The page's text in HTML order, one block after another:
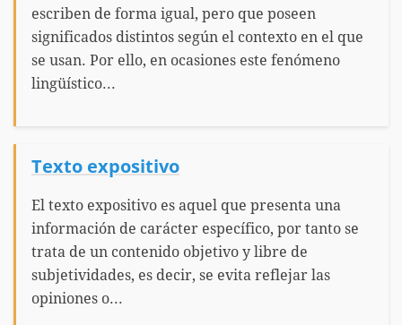
escriben de forma igual, pero que poseen
significados distintos según el contexto en el que
se usan. Por ello, en ocasiones este fenómeno
lingüístico...
Texto expositivo
El texto expositivo es aquel que presenta una
información de carácter específico, por tanto se
trata de un contenido objetivo y libre de
subjetividades, es decir, se evita reflejar las
opiniones o...